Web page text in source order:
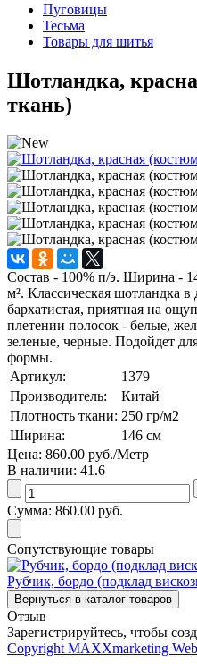
Пуговицы
Тесьма
Товары для шитья
Шотландка,
ткань)
Состав - 100% п/э. Ширина -
м². Классическая шотландка
бархатистая, приятная на
плетении полосок - белые,
зеленые, черные. Подойдет
формы.
Артикул:
1379
Производитель:
Китай
Плотность ткани: 250 гр/м2
Ширина:
146 см
Цена: 860.00 руб./Метр
В наличии: 41.6
Сумма: 860.00 руб.
Сопутствующие товары
Рубчик, бордо (подклад
Отзыв
Зарегистрируйтесь, чтобы
Copyright MAXXmarketing